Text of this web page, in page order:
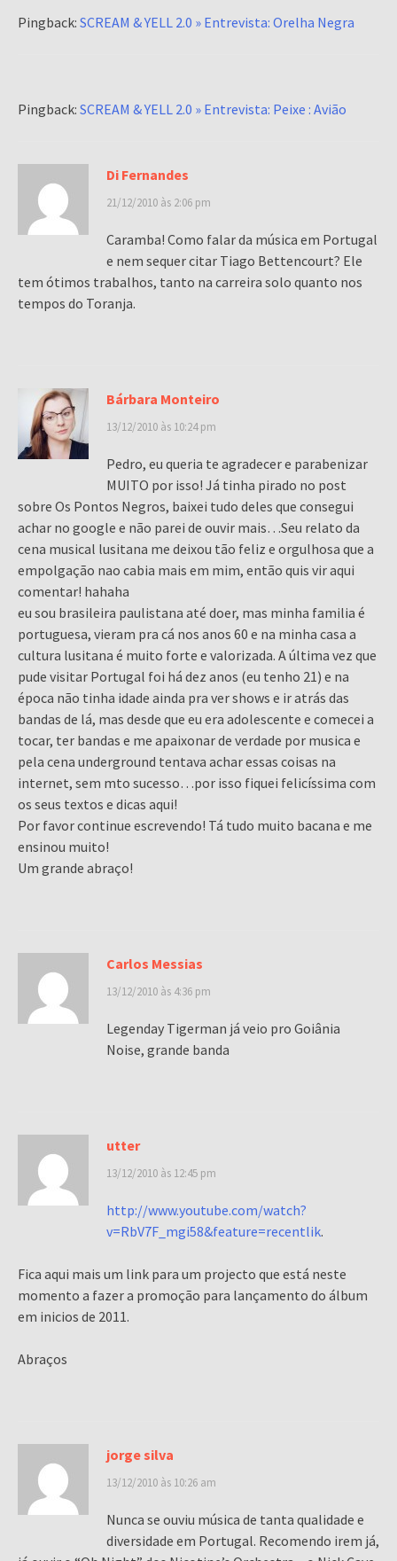
Pingback: SCREAM & YELL 2.0 » Entrevista: Orelha Negra
Pingback: SCREAM & YELL 2.0 » Entrevista: Peixe : Avião
Di Fernandes
21/12/2010 às 2:06 pm
Caramba! Como falar da música em Portugal
e nem sequer citar Tiago Bettencourt? Ele
tem ótimos trabalhos, tanto na carreira solo quanto nos
tempos do Toranja.
Bárbara Monteiro
13/12/2010 às 10:24 pm
Pedro, eu queria te agradecer e parabenizar
MUITO por isso! Já tinha pirado no post
sobre Os Pontos Negros, baixei tudo deles que consegui
achar no google e não parei de ouvir mais…Seu relato da
cena musical lusitana me deixou tão feliz e orgulhosa que a
empolgação nao cabia mais em mim, então quis vir aqui
comentar! hahaha
eu sou brasileira paulistana até doer, mas minha familia é
portuguesa, vieram pra cá nos anos 60 e na minha casa a
cultura lusitana é muito forte e valorizada. A última vez que
pude visitar Portugal foi há dez anos (eu tenho 21) e na
época não tinha idade ainda pra ver shows e ir atrás das
bandas de lá, mas desde que eu era adolescente e comecei a
tocar, ter bandas e me apaixonar de verdade por musica e
pela cena underground tentava achar essas coisas na
internet, sem mto sucesso…por isso fiquei felicíssima com
os seus textos e dicas aqui!
Por favor continue escrevendo! Tá tudo muito bacana e me
ensinou muito!
Um grande abraço!
Carlos Messias
13/12/2010 às 4:36 pm
Legenday Tigerman já veio pro Goiânia
Noise, grande banda
utter
13/12/2010 às 12:45 pm
http://www.youtube.com/watch?
v=RbV7F_mgi58&feature=recentlik.
Fica aqui mais um link para um projecto que está neste
momento a fazer a promoção para lançamento do álbum
em inicios de 2011.
Abraços
jorge silva
13/12/2010 às 10:26 am
Nunca se ouviu música de tanta qualidade e
diversidade em Portugal. Recomendo irem já,